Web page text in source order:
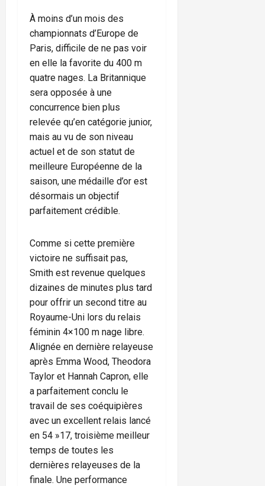
À moins d’un mois des
championnats d’Europe de
Paris, difficile de ne pas voir
en elle la favorite du 400 m
quatre nages. La Britannique
sera opposée à une
concurrence bien plus
relevée qu’en catégorie junior,
mais au vu de son niveau
actuel et de son statut de
meilleure Européenne de la
saison, une médaille d’or est
désormais un objectif
parfaitement crédible.
Comme si cette première
victoire ne suffisait pas,
Smith est revenue quelques
dizaines de minutes plus tard
pour offrir un second titre au
Royaume-Uni lors du relais
féminin 4×100 m nage libre.
Alignée en dernière relayeuse
après Emma Wood, Theodora
Taylor et Hannah Capron, elle
a parfaitement conclu le
travail de ses coéquipières
avec un excellent relais lancé
en 54 »17, troisième meilleur
temps de toutes les
dernières relayeuses de la
finale. Une performance